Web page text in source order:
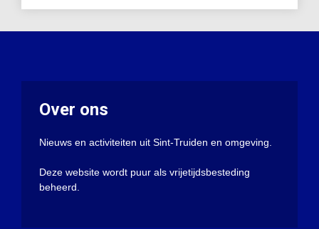
Over ons
Nieuws en activiteiten uit Sint-Truiden en omgeving.
Deze website wordt puur als vrijetijdsbesteding
beheerd.